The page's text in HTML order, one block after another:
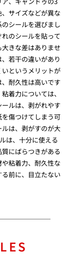
サイズなどが異な
シールを選びまし
のシールを貼って
きな差はありませ
若干の違いがあり
というメリットが
耐久性は高いです
着力については、
ルは、剥がれやす
傷つけてしまう可
は、剥がすのが大
は、十分に使える
にばらつきがある
粘着力、耐久性な
前に、目立たない